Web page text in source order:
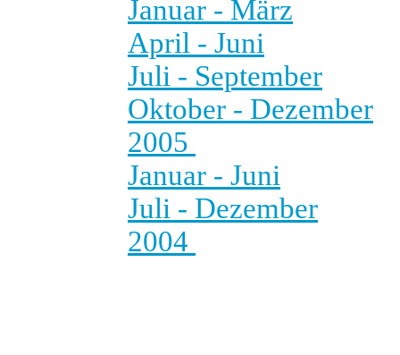
Januar - März
April - Juni
Juli - September
Oktober - Dezember
2005
Januar - Juni
Juli - Dezember
2004